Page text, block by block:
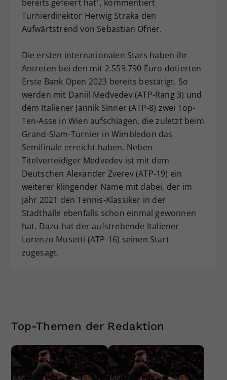
bereits gefeiert hat", kommentiert
Turnierdirektor Herwig Straka den
Aufwärtstrend von Sebastian Ofner.
Die ersten internationalen Stars haben ihr
Antreten bei den mit 2.559.790 Euro dotierten
Erste Bank Open 2023 bereits bestätigt. So
werden mit Daniil Medvedev (ATP-Rang 3) und
dem Italiener Jannik Sinner (ATP-8) zwei Top-
Ten-Asse in Wien aufschlagen, die zuletzt beim
Grand-Slam-Turnier in Wimbledon das
Semifinale erreicht haben. Neben
Titelverteidiger Medvedev ist mit dem
Deutschen Alexander Zverev (ATP-19) ein
weiterer klingender Name mit dabei, der im
Jahr 2021 den Tennis-Klassiker in der
Stadthalle ebenfalls schon einmal gewonnen
hat. Dazu hat der aufstrebende Italiener
Lorenzo Musetti (ATP-16) seinen Start
zugesagt.
Top-Themen der Redaktion